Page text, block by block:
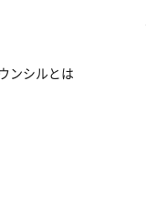
ンシルとは